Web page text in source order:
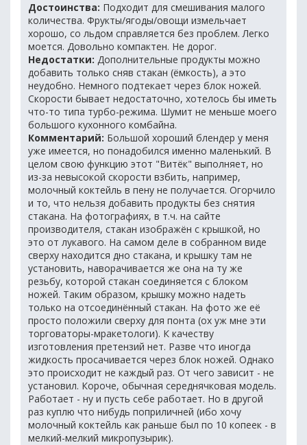
Достоинства: Подходит для смешивания малого
количества. Фрукты/ягоды/овощи измельчает
хорошо, со льдом справляется без проблем. Легко
моется. Довольно компактен. Не дорог.
Недостатки: Дополнительные продукты можно
добавить только сняв стакан (ёмкость), а это
неудобно. Немного подтекает через блок ножей.
Скорости бывает недостаточно, хотелось бы иметь
что-то типа турбо-режима. Шумит не меньше моего
большого кухонного комбайна.
Комментарий: Большой хороший блендер у меня
уже имеется, но понадобился именно маленький. В
целом свою функцию этот "Витёк" выполняет, но
из-за невысокой скорости взбить, например,
молочный коктейль в пену не получается. Огорчило
и то, что нельзя добавить продукты без снятия
стакана. На фотографиях, в т.ч. на сайте
производителя, стакан изображён с крышкой, но
это от лукавого. На самом деле в собранном виде
сверху находится дно стакана, и крышку там не
установить, наворачивается же она на ту же
резьбу, которой стакан соединяется с блоком
ножей. Таким образом, крышку можно надеть
только на отсоединённый стакан. На фото же её
просто положили сверху для понта (ох уж мне эти
торговаторы-мракетологи). К качеству
изготовления претензий нет. Разве что иногда
жидкость просачивается через блок ножей. Однако
это происходит не каждый раз. От чего зависит - не
установил. Короче, обычная середнячковая модель.
Работает - ну и пусть себе работает. Но в другой
раз куплю что нибудь поприличней (ибо хочу
молочный коктейль как раньше был по 10 копеек - в
мелкий-мелкий микропузырик).